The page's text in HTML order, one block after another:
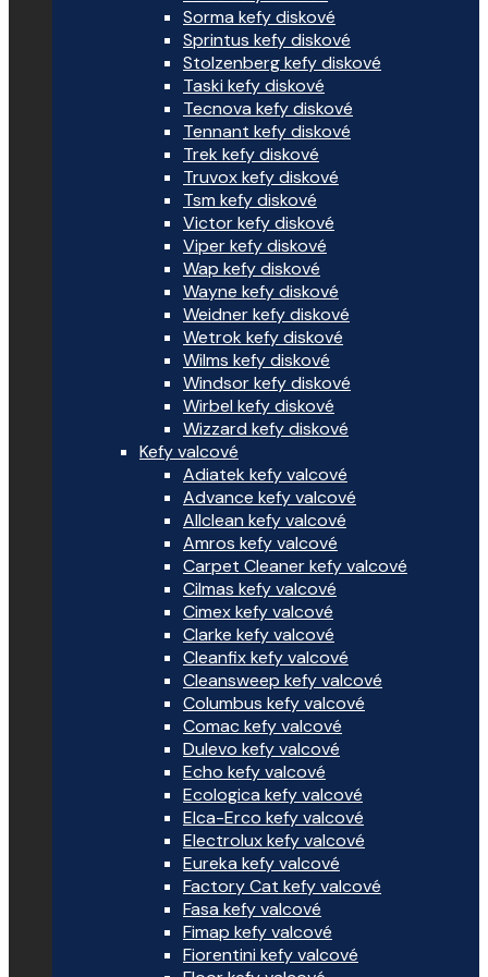
Sorma kefy diskové
Sprintus kefy diskové
Stolzenberg kefy diskové
Taski kefy diskové
Tecnova kefy diskové
Tennant kefy diskové
Trek kefy diskové
Truvox kefy diskové
Tsm kefy diskové
Victor kefy diskové
Viper kefy diskové
Wap kefy diskové
Wayne kefy diskové
Weidner kefy diskové
Wetrok kefy diskové
Wilms kefy diskové
Windsor kefy diskové
Wirbel kefy diskové
Wizzard kefy diskové
Kefy valcové
Adiatek kefy valcové
Advance kefy valcové
Allclean kefy valcové
Amros kefy valcové
Carpet Cleaner kefy valcové
Cilmas kefy valcové
Cimex kefy valcové
Clarke kefy valcové
Cleanfix kefy valcové
Cleansweep kefy valcové
Columbus kefy valcové
Comac kefy valcové
Dulevo kefy valcové
Echo kefy valcové
Ecologica kefy valcové
Elca-Erco kefy valcové
Electrolux kefy valcové
Eureka kefy valcové
Factory Cat kefy valcové
Fasa kefy valcové
Fimap kefy valcové
Fiorentini kefy valcové